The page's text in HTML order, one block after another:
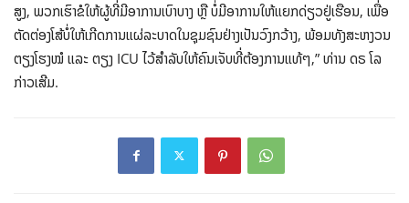
ສູງ, ພວກເຮົາຂໍໃຫ້ຜູ້ທີ່ມີອາການເບົາບາງ ຫຼື ບໍ່ມີອາການໃຫ້ແຍກດ່ຽວຢູ່ເຮືອນ, ເພື່ອ
ຕັດຕ່ອງໂສ້ບໍ່ໃຫ້ເກີດການແຜ່ລະບາດໃນຊຸມຊົນຢ່າງເປັນວົງກວ້າງ, ພ້ອມທັງສະຫງວນ
ຕຽງໂຮງໝໍ ແລະ ຕຽງ ICU ໄວ້ສຳລັບໃຫ້ຄົນເຈັບທີ່ຕ້ອງການແທ້ໆ,” ທ່ານ ດຣ ໂລ
ກ່າວເສີມ.